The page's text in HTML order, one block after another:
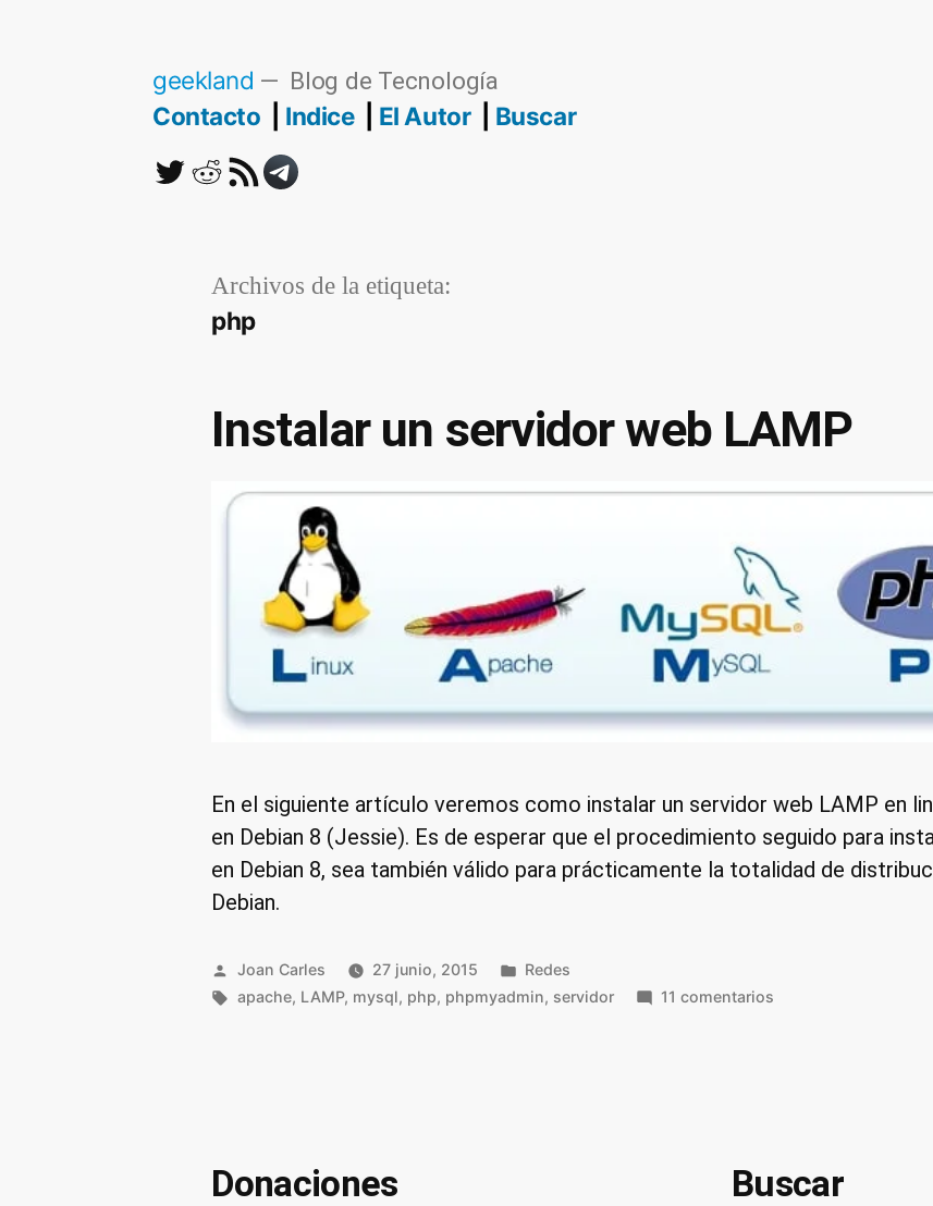
geekland Blog de Tecnología
Contacto Indice El Autor Buscar
TwitterReddit
RSSTelegram
Archivos de la etiqueta:
php
Instalar un servidor web LAMP
En el siguiente artículo veremos como instalar un servidor web LAMP en
en Debian 8 (Jessie). Es de esperar que el procedimiento seguido para
en Debian 8, sea también válido para prácticamente la totalidad de
Debian.
Publicado
por
Joan Carles 27 junio, 2015
Publicado
en
Redes
Etiquetas:
apache, LAMP, mysql, php, phpmyadmin, servidor 11 comentariosen
Donaciones Buscar